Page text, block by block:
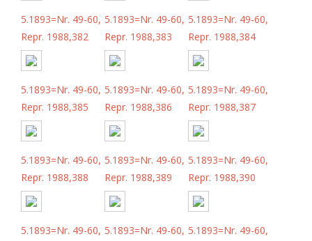
5.1893=Nr. 49-60,
Repr. 1988,382
5.1893=Nr. 49-60,
Repr. 1988,383
5.1893=Nr. 49-60,
Repr. 1988,384
5.1893=Nr. 49-60,
Repr. 1988,385
5.1893=Nr. 49-60,
Repr. 1988,386
5.1893=Nr. 49-60,
Repr. 1988,387
5.1893=Nr. 49-60,
Repr. 1988,388
5.1893=Nr. 49-60,
Repr. 1988,389
5.1893=Nr. 49-60,
Repr. 1988,390
5.1893=Nr. 49-60, 5.1893=Nr. 49-60, 5.1893=Nr. 49-60,